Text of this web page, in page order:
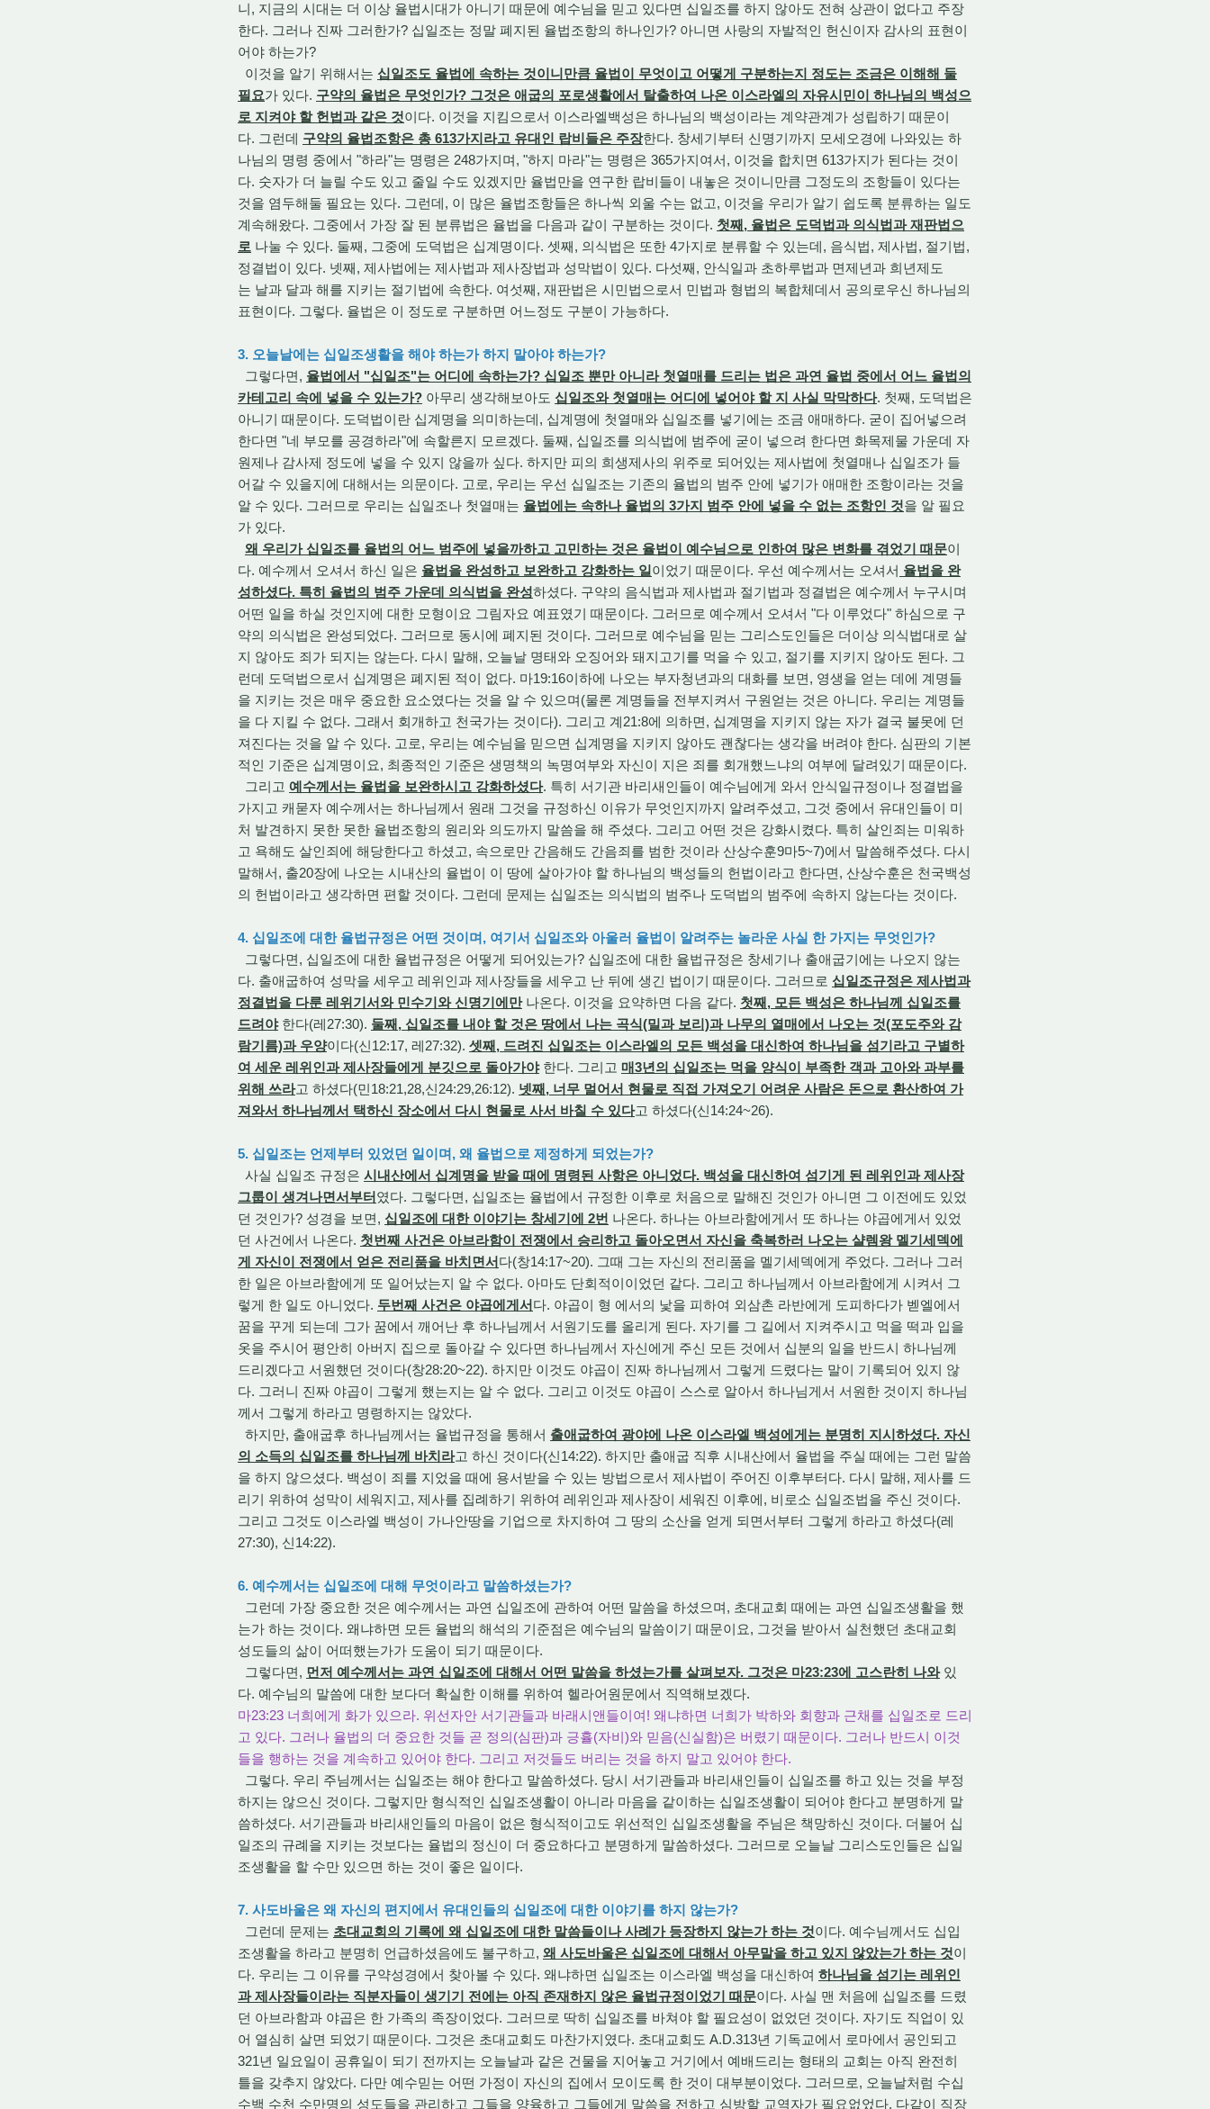
니, 지금의 시대는 더 이상 율법시대가 아니기 때문에 예수님을 믿고 있다면 십일조를 하지 않아도 전혀 상관이 없다고 주장
한다. 그러나 진짜 그러한가? 십일조는 정말 폐지된 율법조항의 하나인가? 아니면 사랑의 자발적인 헌신이자 감사의 표현이
어야 하는가?
이것을 알기 위해서는 십일조도 율법에 속하는 것이니만큼 율법이 무엇이고 어떻게 구분하는지 정도는 조금은 이해해 둘
필요가 있다. 구약의 율법은 무엇인가? 그것은 애굽의 포로생활에서 탈출하여 나온 이스라엘의 자유시민이 하나님의 백성으
로 지켜야 할 헌법과 같은 것이다. 이것을 지킴으로서 이스라엘백성은 하나님의 백성이라는 계약관계가 성립하기 때문이
다. 그런데 구약의 율법조항은 총 613가지라고 유대인 랍비들은 주장한다. 창세기부터 신명기까지 모세오경에 나와있는 하
나님의 명령 중에서 "하라"는 명령은 248가지며, "하지 마라"는 명령은 365가지여서, 이것을 합치면 613가지가 된다는 것이
다. 숫자가 더 늘릴 수도 있고 줄일 수도 있겠지만 율법만을 연구한 랍비들이 내놓은 것이니만큼 그정도의 조항들이 있다는
것을 염두해둘 필요는 있다. 그런데, 이 많은 율법조항들은 하나씩 외울 수는 없고, 이것을 우리가 알기 쉽도록 분류하는 일도
계속해왔다. 그중에서 가장 잘 된 분류법은 율법을 다음과 같이 구분하는 것이다. 첫째, 율법은 도덕법과 의식법과 재판법으
로 나눌 수 있다. 둘째, 그중에 도덕법은 십계명이다. 셋째, 의식법은 또한 4가지로 분류할 수 있는데, 음식법, 제사법, 절기법,
정결법이 있다. 넷째, 제사법에는 제사법과 제사장법과 성막법이 있다. 다섯째, 안식일과 초하루법과 면제년과 희년제도
는 날과 달과 해를 지키는 절기법에 속한다. 여섯째, 재판법은 시민법으로서 민법과 형법의 복합체데서 공의로우신 하나님의
표현이다. 그렇다. 율법은 이 정도로 구분하면 어느정도 구분이 가능하다.
3. 오늘날에는 십일조생활을 해야 하는가 하지 말아야 하는가?
그렇다면, 율법에서 "십일조"는 어디에 속하는가? 십일조 뿐만 아니라 첫열매를 드리는 법은 과연 율법 중에서 어느 율법의
카테고리 속에 넣을 수 있는가? 아무리 생각해보아도 십일조와 첫열매는 어디에 넣어야 할 지 사실 막막하다. 첫째, 도덕법은
아니기 때문이다. 도덕법이란 십계명을 의미하는데, 십계명에 첫열매와 십일조를 넣기에는 조금 애매하다. 굳이 집어넣으려
한다면 "네 부모를 공경하라"에 속할른지 모르겠다. 둘째, 십일조를 의식법에 범주에 굳이 넣으려 한다면 화목제물 가운데 자
원제나 감사제 정도에 넣을 수 있지 않을까 싶다. 하지만 피의 희생제사의 위주로 되어있는 제사법에 첫열매나 십일조가 들
어갈 수 있을지에 대해서는 의문이다. 고로, 우리는 우선 십일조는 기존의 율법의 범주 안에 넣기가 애매한 조항이라는 것을
알 수 있다. 그러므로 우리는 십일조나 첫열매는 율법에는 속하나 율법의 3가지 범주 안에 넣을 수 없는 조항인 것을 알 필요
가 있다.
왜 우리가 십일조를 율법의 어느 범주에 넣을까하고 고민하는 것은 율법이 예수님으로 인하여 많은 변화를 겪었기 때문이
다. 예수께서 오셔서 하신 일은 율법을 완성하고 보완하고 강화하는 일이었기 때문이다. 우선 예수께서는 오셔서 율법을 완
성하셨다. 특히 율법의 범주 가운데 의식법을 완성하셨다. 구약의 음식법과 제사법과 절기법과 정결법은 예수께서 누구시며
어떤 일을 하실 것인지에 대한 모형이요 그림자요 예표였기 때문이다. 그러므로 예수께서 오셔서 "다 이루었다" 하심으로 구
약의 의식법은 완성되었다. 그러므로 동시에 폐지된 것이다. 그러므로 예수님을 믿는 그리스도인들은 더이상 의식법대로 살
지 않아도 죄가 되지는 않는다. 다시 말해, 오늘날 명태와 오징어와 돼지고기를 먹을 수 있고, 절기를 지키지 않아도 된다. 그
런데 도덕법으로서 십계명은 폐지된 적이 없다. 마19:16이하에 나오는 부자청년과의 대화를 보면, 영생을 얻는 데에 계명들
을 지키는 것은 매우 중요한 요소였다는 것을 알 수 있으며(물론 계명들을 전부지켜서 구원얻는 것은 아니다. 우리는 계명들
을 다 지킬 수 없다. 그래서 회개하고 천국가는 것이다). 그리고 계21:8에 의하면, 십계명을 지키지 않는 자가 결국 불못에 던
져진다는 것을 알 수 있다. 고로, 우리는 예수님을 믿으면 십계명을 지키지 않아도 괜찮다는 생각을 버려야 한다. 심판의 기본
적인 기준은 십계명이요, 최종적인 기준은 생명책의 녹명여부와 자신이 지은 죄를 회개했느냐의 여부에 달려있기 때문이다.
그리고 예수께서는 율법을 보완하시고 강화하셨다. 특히 서기관 바리새인들이 예수님에게 와서 안식일규정이나 정결법을
가지고 캐묻자 예수께서는 하나님께서 원래 그것을 규정하신 이유가 무엇인지까지 알려주셨고, 그것 중에서 유대인들이 미
처 발견하지 못한 못한 율법조항의 원리와 의도까지 말씀을 해 주셨다. 그리고 어떤 것은 강화시켰다. 특히 살인죄는 미워하
고 욕해도 살인죄에 해당한다고 하셨고, 속으로만 간음해도 간음죄를 범한 것이라 산상수훈9마5~7)에서 말씀해주셨다. 다시
말해서, 출20장에 나오는 시내산의 율법이 이 땅에 살아가야 할 하나님의 백성들의 헌법이라고 한다면, 산상수훈은 천국백성
의 헌법이라고 생각하면 편할 것이다. 그런데 문제는 십일조는 의식법의 범주나 도덕법의 범주에 속하지 않는다는 것이다.
4. 십일조에 대한 율법규정은 어떤 것이며, 여기서 십일조와 아울러 율법이 알려주는 놀라운 사실 한 가지는 무엇인가?
그렇다면, 십일조에 대한 율법규정은 어떻게 되어있는가? 십일조에 대한 율법규정은 창세기나 출애굽기에는 나오지 않는
다. 출애굽하여 성막을 세우고 레위인과 제사장들을 세우고 난 뒤에 생긴 법이기 때문이다. 그러므로 십일조규정은 제사법과
정결법을 다룬 레위기서와 민수기와 신명기에만나온다. 이것을 요약하면 다음 같다. 첫째, 모든 백성은 하나님께 십일조를
드려야한다(레27:30). 둘째, 십일조를 내야 할 것은 땅에서 나는 곡식(밀과 보리)과 나무의 열매에서 나오는 것(포도주와 감
람기름)과 우양이다(신12:17, 레27:32). 셋째, 드려진 십일조는 이스라엘의 모든 백성을 대신하여 하나님을 섬기라고 구별하
여 세운 레위인과 제사장들에게 분깃으로 돌아가야한다. 그리고 매3년의 십일조는 먹을 양식이 부족한 객과 고아와 과부를
위해 쓰라고 하셨다(민18:21,28,신24:29,26:12). 넷째, 너무 멀어서 현물로 직접 가져오기 어려운 사람은 돈으로 환산하여 가
져와서 하나님께서 택하신 장소에서 다시 현물로 사서 바칠 수 있다고 하셨다(신14:24~26).
5. 십일조는 언제부터 있었던 일이며, 왜 율법으로 제정하게 되었는가?
사실 십일조 규정은 시내산에서 십계명을 받을 때에 명령된 사항은 아니었다. 백성을 대신하여 섬기게 된 레위인과 제사장
그룹이 생겨나면서부터였다. 그렇다면, 십일조는 율법에서 규정한 이후로 처음으로 말해진 것인가 아니면 그 이전에도 있었
던 것인가? 성경을 보면, 십일조에 대한 이야기는 창세기에 2번 나온다. 하나는 아브라함에게서 또 하나는 야곱에게서 있었
던 사건에서 나온다. 첫번째 사건은 아브라함이 전쟁에서 승리하고 돌아오면서 자신을 축복하러 나오는 샬렘왕 멜기세덱에
게 자신이 전쟁에서 얻은 전리품을 바치면서다(창14:17~20). 그때 그는 자신의 전리품을 멜기세덱에게 주었다. 그러나 그러
한 일은 아브라함에게 또 일어났는지 알 수 없다. 아마도 단회적이이었던 같다. 그리고 하나님께서 아브라함에게 시켜서 그
렇게 한 일도 아니었다. 두번째 사건은 야곱에게서다. 야곱이 형 에서의 낯을 피하여 외삼촌 라반에게 도피하다가 벧엘에서
꿈을 꾸게 되는데 그가 꿈에서 깨어난 후 하나님께서 서원기도를 올리게 된다. 자기를 그 길에서 지켜주시고 먹을 떡과 입을
옷을 주시어 평안히 아버지 집으로 돌아갈 수 있다면 하나님께서 자신에게 주신 모든 것에서 십분의 일을 반드시 하나님께
드리겠다고 서원했던 것이다(창28:20~22). 하지만 이것도 야곱이 진짜 하나님께서 그렇게 드렸다는 말이 기록되어 있지 않
다. 그러니 진짜 야곱이 그렇게 했는지는 알 수 없다. 그리고 이것도 야곱이 스스로 알아서 하나님게서 서원한 것이지 하나님
께서 그렇게 하라고 명령하지는 않았다.
하지만, 출애굽후 하나님께서는 율법규정을 통해서 출애굽하여 광야에 나온 이스라엘 백성에게는 분명히 지시하셨다. 자신
의 소득의 십일조를 하나님께 바치라고 하신 것이다(신14:22). 하지만 출애굽 직후 시내산에서 율법을 주실 때에는 그런 말씀
을 하지 않으셨다. 백성이 죄를 지었을 때에 용서받을 수 있는 방법으로서 제사법이 주어진 이후부터다. 다시 말해, 제사를 드
리기 위하여 성막이 세워지고, 제사를 집례하기 위하여 레위인과 제사장이 세워진 이후에, 비로소 십일조법을 주신 것이다.
그리고 그것도 이스라엘 백성이 가나안땅을 기업으로 차지하여 그 땅의 소산을 얻게 되면서부터 그렇게 하라고 하셨다(레
27:30), 신14:22).
6. 예수께서는 십일조에 대해 무엇이라고 말씀하셨는가?
그런데 가장 중요한 것은 예수께서는 과연 십일조에 관하여 어떤 말씀을 하셨으며, 초대교회 때에는 과연 십일조생활을 했
는가 하는 것이다. 왜냐하면 모든 율법의 해석의 기준점은 예수님의 말씀이기 때문이요, 그것을 받아서 실천했던 초대교회
성도들의 삶이 어떠했는가가 도움이 되기 때문이다.
그렇다면, 먼저 예수께서는 과연 십일조에 대해서 어떤 말씀을 하셨는가를 살펴보자. 그것은 마23:23에 고스란히 나와있
다. 예수님의 말씀에 대한 보다더 확실한 이해를 위하여 헬라어원문에서 직역해보겠다.
마23:23 너희에게 화가 있으라. 위선자안 서기관들과 바래시앤들이여! 왜냐하면 너희가 박하와 회향과 근채를 십일조로 드리
고 있다. 그러나 율법의 더 중요한 것들 곧 정의(심판)과 긍휼(자비)와 믿음(신실함)은 버렸기 때문이다. 그러나 반드시 이것
들을 행하는 것을 계속하고 있어야 한다. 그리고 저것들도 버리는 것을 하지 말고 있어야 한다.
그렇다. 우리 주님께서는 십일조는 해야 한다고 말씀하셨다. 당시 서기관들과 바리새인들이 십일조를 하고 있는 것을 부정
하지는 않으신 것이다. 그렇지만 형식적인 십일조생활이 아니라 마음을 같이하는 십일조생활이 되어야 한다고 분명하게 말
씀하셨다. 서기관들과 바리새인들의 마음이 없은 형식적이고도 위선적인 십일조생활을 주님은 책망하신 것이다. 더불어 십
일조의 규례을 지키는 것보다는 율법의 정신이 더 중요하다고 분명하게 말씀하셨다. 그러므로 오늘날 그리스도인들은 십일
조생활을 할 수만 있으면 하는 것이 좋은 일이다.
7. 사도바울은 왜 자신의 편지에서 유대인들의 십일조에 대한 이야기를 하지 않는가?
그런데 문제는 초대교회의 기록에 왜 십일조에 대한 말씀들이나 사례가 등장하지 않는가 하는 것이다. 예수님께서도 십입
조생활을 하라고 분명히 언급하셨음에도 불구하고, 왜 사도바울은 십일조에 대해서 아무말을 하고 있지 않았는가 하는 것이
다. 우리는 그 이유를 구약성경에서 찾아볼 수 있다. 왜냐하면 십일조는 이스라엘 백성을 대신하여 하나님을 섬기는 레위인
과 제사장들이라는 직분자들이 생기기 전에는 아직 존재하지 않은 율법규정이었기 때문이다. 사실 맨 처음에 십일조를 드렸
던 아브라함과 야곱은 한 가족의 족장이었다. 그러므로 딱히 십일조를 바쳐야 할 필요성이 없었던 것이다. 자기도 직업이 있
어 열심히 살면 되었기 때문이다. 그것은 초대교회도 마찬가지였다. 초대교회도 A.D.313년 기독교에서 로마에서 공인되고
321년 일요일이 공휴일이 되기 전까지는 오늘날과 같은 건물을 지어놓고 거기에서 예배드리는 형태의 교회는 아직 완전히
틀을 갖추지 않았다. 다만 예수믿는 어떤 가정이 자신의 집에서 모이도록 한 것이 대부분이었다. 그러므로, 오늘날처럼 수십
수백 수천 수만명의 성도들을 관리하고 그들을 양육하고 그들에게 말씀을 전하고 심방할 교역자가 필요없었다. 다같이 직장